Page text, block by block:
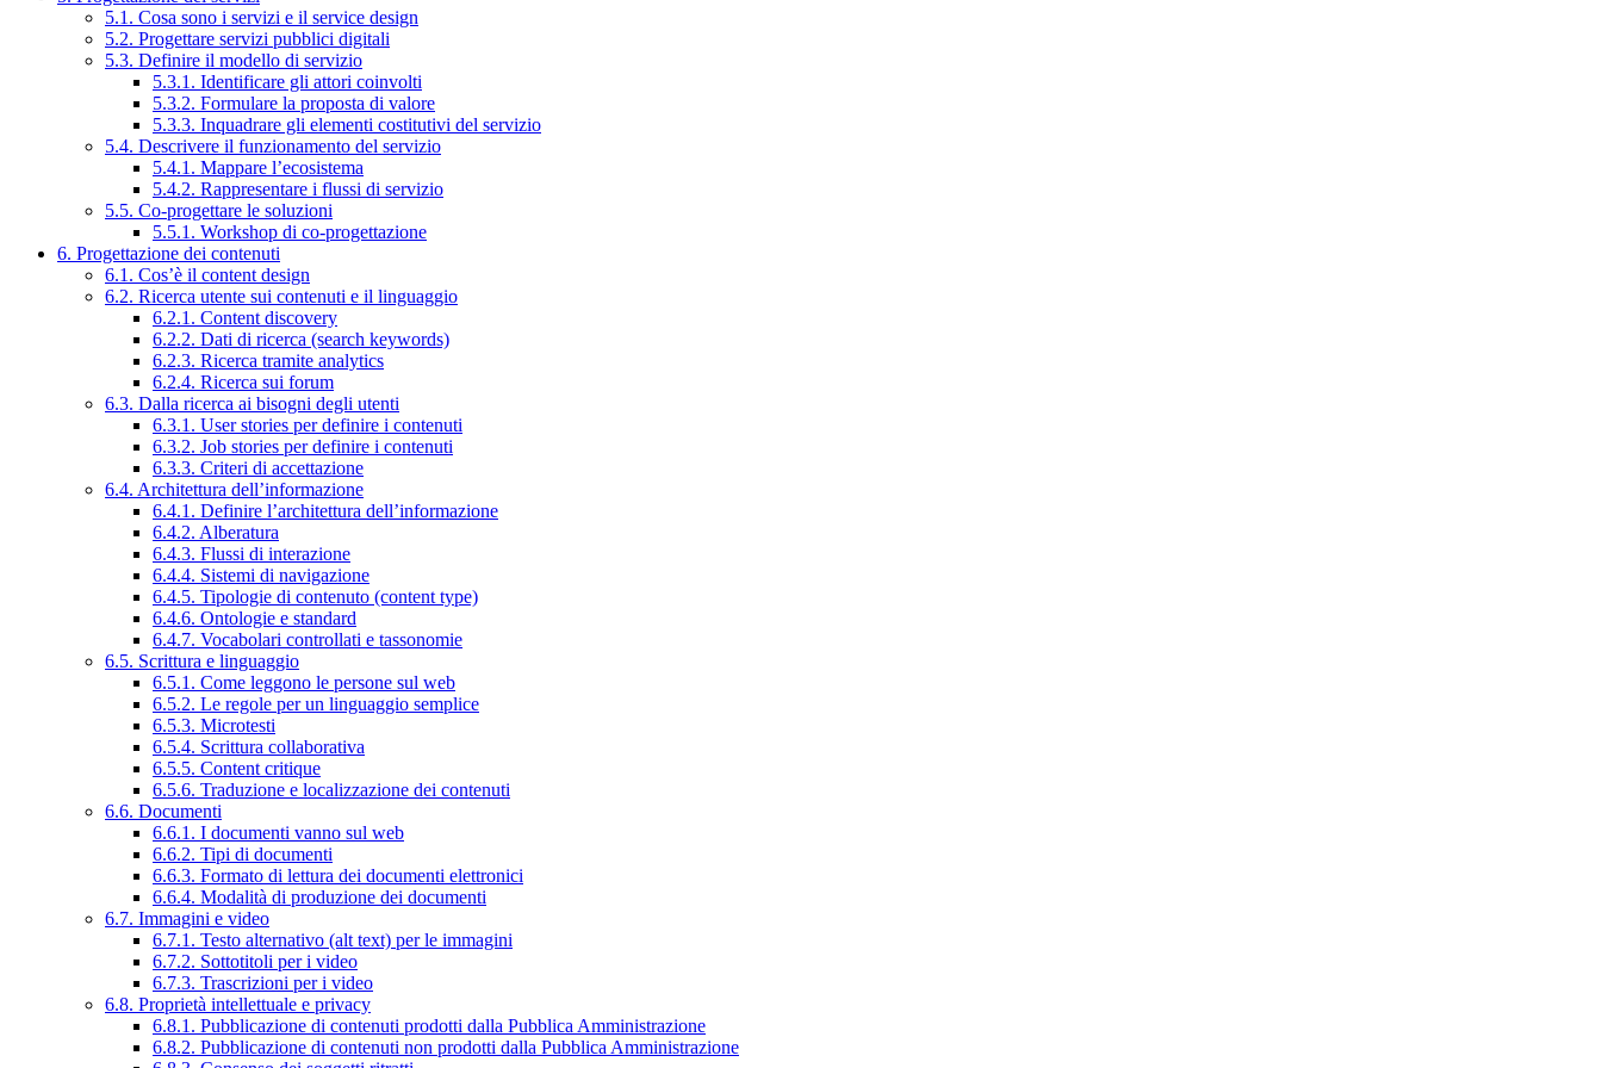
5.1. Cosa sono i servizi e il service design
5.2. Progettare servizi pubblici digitali
5.3. Definire il modello di servizio
5.3.1. Identificare gli attori coinvolti
5.3.2. Formulare la proposta di valore
5.3.3. Inquadrare gli elementi costitutivi del servizio
5.4. Descrivere il funzionamento del servizio
5.4.1. Mappare l’ecosistema
5.4.2. Rappresentare i flussi di servizio
5.5. Co-progettare le soluzioni
5.5.1. Workshop di co-progettazione
6. Progettazione dei contenuti
6.1. Cos’è il content design
6.2. Ricerca utente sui contenuti e il linguaggio
6.2.1. Content discovery
6.2.2. Dati di ricerca (search keywords)
6.2.3. Ricerca tramite analytics
6.2.4. Ricerca sui forum
6.3. Dalla ricerca ai bisogni degli utenti
6.3.1. User stories per definire i contenuti
6.3.2. Job stories per definire i contenuti
6.3.3. Criteri di accettazione
6.4. Architettura dell’informazione
6.4.1. Definire l’architettura dell’informazione
6.4.2. Alberatura
6.4.3. Flussi di interazione
6.4.4. Sistemi di navigazione
6.4.5. Tipologie di contenuto (content type)
6.4.6. Ontologie e standard
6.4.7. Vocabolari controllati e tassonomie
6.5. Scrittura e linguaggio
6.5.1. Come leggono le persone sul web
6.5.2. Le regole per un linguaggio semplice
6.5.3. Microtesti
6.5.4. Scrittura collaborativa
6.5.5. Content critique
6.5.6. Traduzione e localizzazione dei contenuti
6.6. Documenti
6.6.1. I documenti vanno sul web
6.6.2. Tipi di documenti
6.6.3. Formato di lettura dei documenti elettronici
6.6.4. Modalità di produzione dei documenti
6.7. Immagini e video
6.7.1. Testo alternativo (alt text) per le immagini
6.7.2. Sottotitoli per i video
6.7.3. Trascrizioni per i video
6.8. Proprietà intellettuale e privacy
6.8.1. Pubblicazione di contenuti prodotti dalla Pubblica Amministrazione
6.8.2. Pubblicazione di contenuti non prodotti dalla Pubblica Amministrazione